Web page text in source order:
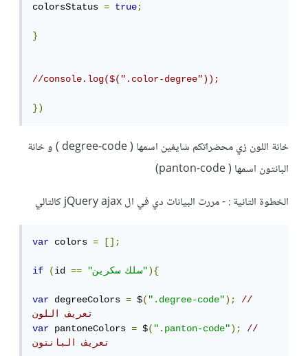
colorsStatus = true;
}
//console.log($(".color-degree"));
})
خانة اللون زي محضراتكم شايفين اسمها ( degree-code ) و خانة
البانتون اسمها ( panton-code)
الخطوة التانية : - مررت البيانات دي في ال jQuery ajax كالتالي
var colors = [];
if (id == "سلك سكرين"){
var degreeColors = $(".degree-code");
//
تعريف اللون
var pantoneColors = $(".panton-code");
//
تعريف البانتون